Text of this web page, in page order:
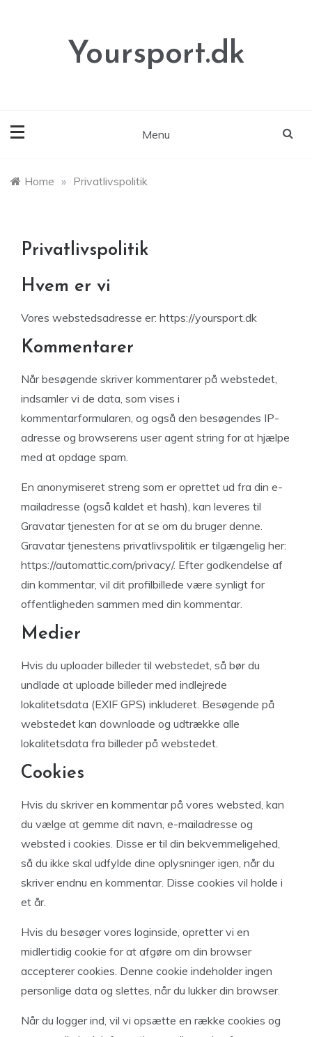
Yoursport.dk
Menu
Home » Privatlivspolitik
Privatlivspolitik
Hvem er vi
Vores webstedsadresse er: https://yoursport.dk
Kommentarer
Når besøgende skriver kommentarer på webstedet,
indsamler vi de data, som vises i
kommentarformularen, og også den besøgendes IP-
adresse og browserens user agent string for at hjælpe
med at opdage spam.
En anonymiseret streng som er oprettet ud fra din e-
mailadresse (også kaldet et hash), kan leveres til
Gravatar tjenesten for at se om du bruger denne.
Gravatar tjenestens privatlivspolitik er tilgængelig her:
https://automattic.com/privacy/. Efter godkendelse af
din kommentar, vil dit profilbillede være synligt for
offentligheden sammen med din kommentar.
Medier
Hvis du uploader billeder til webstedet, så bør du
undlade at uploade billeder med indlejrede
lokalitetsdata (EXIF GPS) inkluderet. Besøgende på
webstedet kan downloade og udtrække alle
lokalitetsdata fra billeder på webstedet.
Cookies
Hvis du skriver en kommentar på vores websted, kan
du vælge at gemme dit navn, e-mailadresse og
websted i cookies. Disse er til din bekvemmeligehed,
så du ikke skal udfylde dine oplysninger igen, når du
skriver endnu en kommentar. Disse cookies vil holde i
et år.
Hvis du besøger vores loginside, opretter vi en
midlertidig cookie for at afgøre om din browser
accepterer cookies. Denne cookie indeholder ingen
personlige data og slettes, når du lukker din browser.
Når du logger ind, vil vi opsætte en række cookies og